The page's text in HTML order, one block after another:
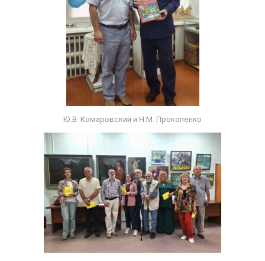
Ю.В. Комаровский и Н.М. Прокопенко